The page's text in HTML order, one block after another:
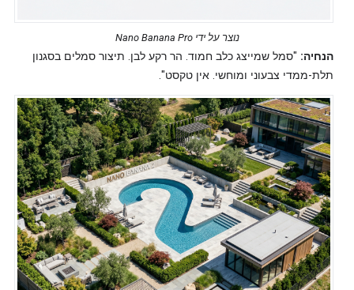
נוצר על ידי Nano Banana Pro
הנחיה: "סמל שמייצג כלב חמוד. הר רקע לבן. תיצור סמלים בסגנון
תלת-ממדי צבעוני ומוחשי. אין טקסט".